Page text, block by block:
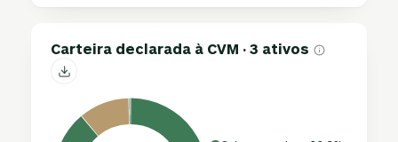
Carteira declarada à CVM · 3 ativos